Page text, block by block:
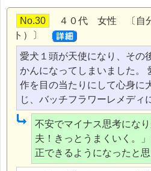
No.30
４０代 女性 〔自分
ト）〕
愛犬１頭が天使になり、その
かんになってしまいました。
作を目の当たりにして心身に
じ、バッチフラワーレメディ
不安でマイナス思考にな
夫！きっとうまくいく。
正できるようになったと思